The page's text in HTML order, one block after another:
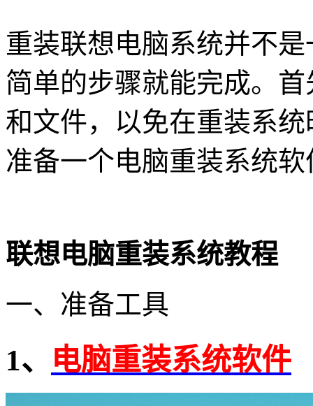
重装联想电脑系统并不
简单的步骤就能完成。
和文件，以免在重装系
准备一个电脑重装系统
联想电脑重装系统教程
一、准备工具
1、 电脑重装系统软件